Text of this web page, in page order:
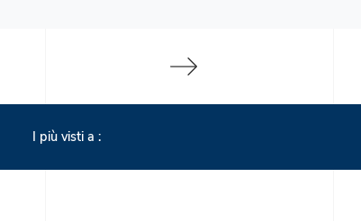
I più visti a :